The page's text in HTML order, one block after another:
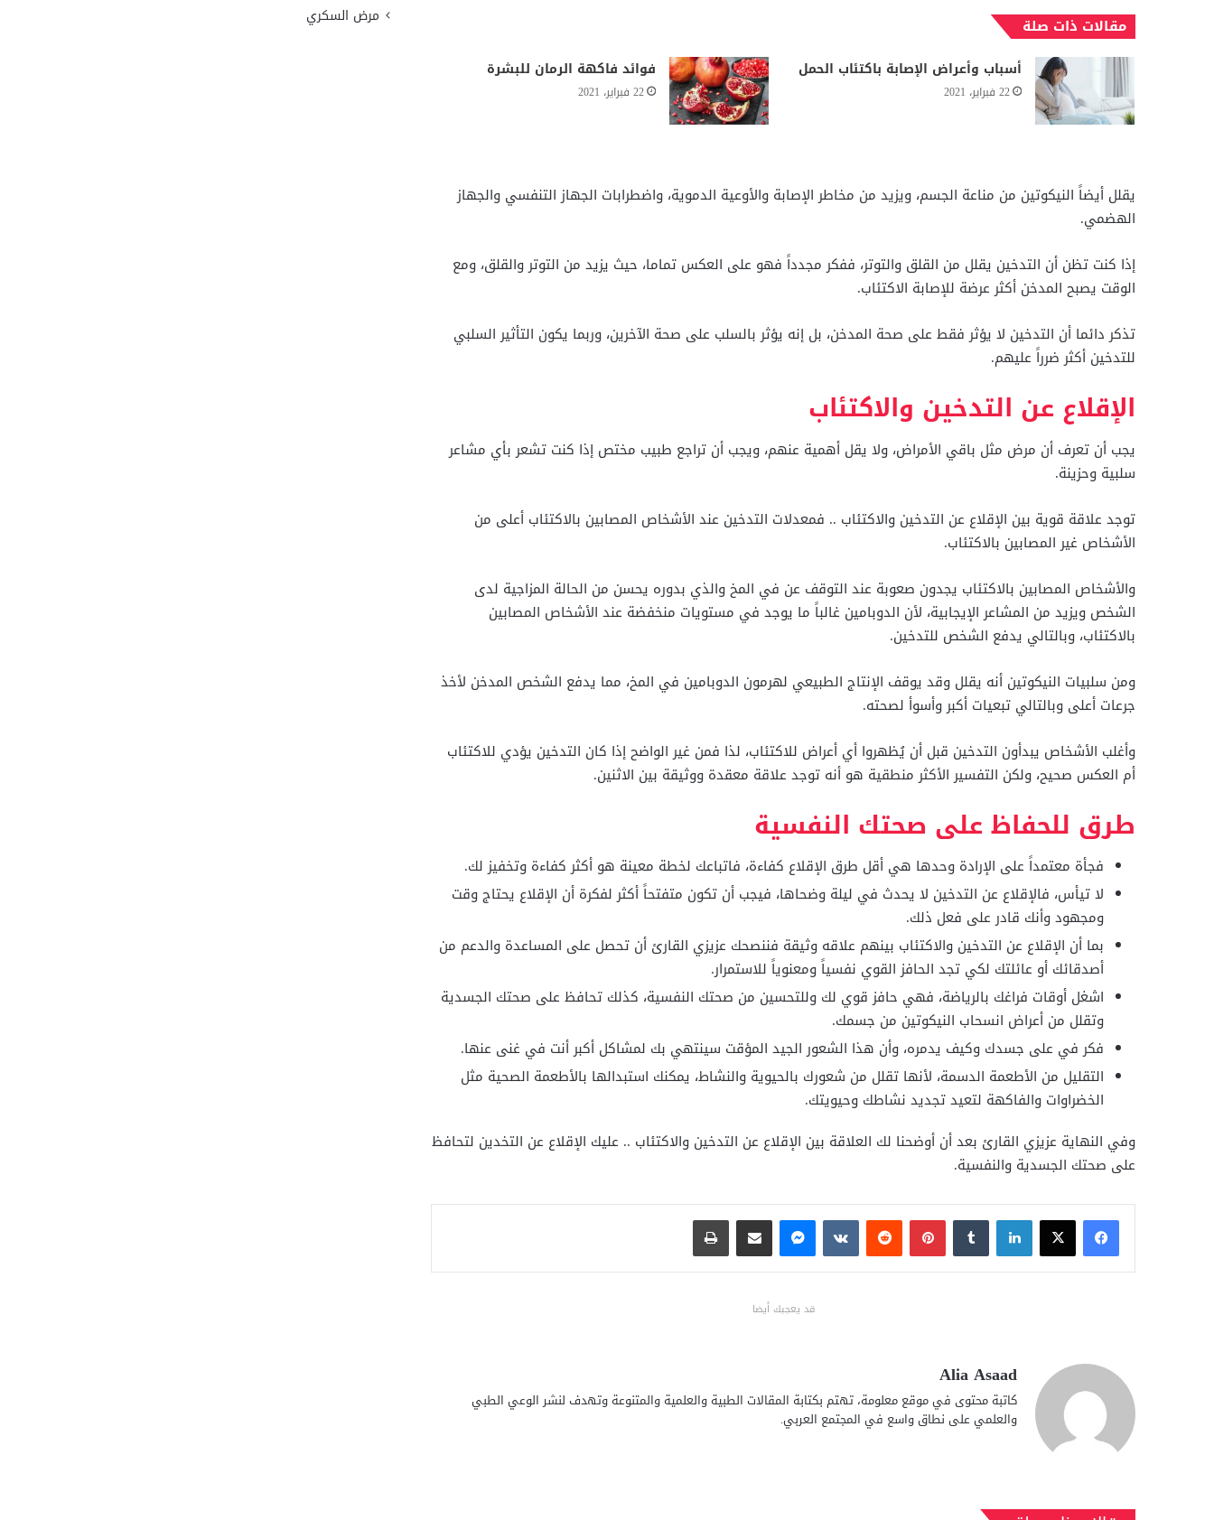
مقالات ذات صلة
أسباب وأعراض الإصابة باكتئاب الحمل
22 فبراير، 2021
فوائد فاكهة الرمان للبشرة
22 فبراير، 2021
يقلل أيضاً النيكوتين من مناعة الجسم، ويزيد من مخاطر الإصابة والأوعية الدموية، واضطرابات الجهاز التنفسي والجهاز
الهضمي.
إذا كنت تظن أن التدخين يقلل من القلق والتوتر، ففكر مجدداً فهو على العكس تماما، حيث يزيد من التوتر والقلق، ومع
الوقت يصبح المدخن أكثر عرضة للإصابة الاكتئاب.
تذكر دائما أن التدخين لا يؤثر فقط على صحة المدخن، بل إنه يؤثر بالسلب على صحة الآخرين، وربما يكون التأثير السلبي
للتدخين أكثر ضرراً عليهم.
الإقلاع عن التدخين والاكتئاب
يجب أن تعرف أن مرض مثل باقي الأمراض، ولا يقل أهمية عنهم، ويجب أن تراجع طبيب مختص إذا كنت تشعر بأي مشاعر
سلبية وحزينة.
توجد علاقة قوية بين الإقلاع عن التدخين والاكتئاب .. فمعدلات التدخين عند الأشخاص المصابين بالاكتئاب أعلى من
الأشخاص غير المصابين بالاكتئاب.
والأشخاص المصابين بالاكتئاب يجدون صعوبة عند التوقف عن في المخ والذي بدوره يحسن من الحالة المزاجية لدى
الشخص ويزيد من المشاعر الإيجابية، لأن الدوبامين غالباً ما يوجد في مستويات منخفضة عند الأشخاص المصابين
بالاكتئاب، وبالتالي يدفع الشخص للتدخين.
ومن سلبيات النيكوتين أنه يقلل وقد يوقف الإنتاج الطبيعي لهرمون الدوبامين في المخ، مما يدفع الشخص المدخن لأخذ
جرعات أعلى وبالتالي تبعيات أكبر وأسوأ لصحته.
وأغلب الأشخاص يبدأون التدخين قبل أن يُظهروا أي أعراض للاكتئاب، لذا فمن غير الواضح إذا كان التدخين يؤدي للاكتئاب
أم العكس صحيح، ولكن التفسير الأكثر منطقية هو أنه توجد علاقة معقدة ووثيقة بين الاثنين.
طرق للحفاظ على صحتك النفسية
فجأة معتمداً على الإرادة وحدها هي أقل طرق الإقلاع كفاءة، فاتباعك لخطة معينة هو أكثر كفاءة وتخفيز لك.
لا تيأس، فالإقلاع عن التدخين لا يحدث في ليلة وضحاها، فيجب أن تكون متفتحاً أكثر لفكرة أن الإقلاع يحتاج وقت
ومجهود وأنك قادر على فعل ذلك.
بما أن الإقلاع عن التدخين والاكتئاب بينهم علاقه وثيقة فننصحك عزيزي القارئ أن تحصل على المساعدة والدعم من
أصدقائك أو عائلتك لكي تجد الحافز القوي نفسياً ومعنوياً للاستمرار.
اشغل أوقات فراغك بالرياضة، فهي حافز قوي لك وللتحسين من صحتك النفسية، كذلك تحافظ على صحتك الجسدية
وتقلل من أعراض انسحاب النيكوتين من جسمك.
فكر في على جسدك وكيف يدمره، وأن هذا الشعور الجيد المؤقت سينتهي بك لمشاكل أكبر أنت في غنى عنها.
التقليل من الأطعمة الدسمة، لأنها تقلل من شعورك بالحيوية والنشاط، يمكنك استبدالها بالأطعمة الصحية مثل
الخضراوات والفاكهة لتعيد تجديد نشاطك وحيويتك.
وفي النهاية عزيزي القارئ بعد أن أوضحنا لك العلاقة بين الإقلاع عن التدخين والاكتئاب .. عليك الإقلاع عن التخدين لتحافظ
على صحتك الجسدية والنفسية.
فيسبوكX لينكدإن بينتيريست ماسنجر مشاركة عبر البريد طباعة
قد يعجبك أيضا
Alia Asaad
كاتبة محتوى في موقع معلومة، تهتم بكتابة المقالات الطبية والعلمية والمتنوعة وتهدف لنشر الوعي الطبي
والعلمي على نطاق واسع في المجتمع العربي.
مرض السكري